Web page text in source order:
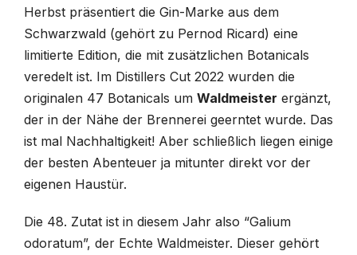
Herbst präsentiert die Gin-Marke aus dem
Schwarzwald (gehört zu Pernod Ricard) eine
limitierte Edition, die mit zusätzlichen Botanicals
veredelt ist. Im Distillers Cut 2022 wurden die
originalen 47 Botanicals um Waldmeister ergänzt,
der in der Nähe der Brennerei geerntet wurde. Das
ist mal Nachhaltigkeit! Aber schließlich liegen einige
der besten Abenteuer ja mitunter direkt vor der
eigenen Haustür.
Die 48. Zutat ist in diesem Jahr also “Galium
odoratum”, der Echte Waldmeister. Dieser gehört